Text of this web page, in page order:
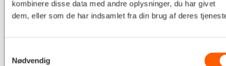
kombinere disse data med andre oplysninger, du har givet
dem, eller som de har indsamlet fra din brug af deres
Nødvendig